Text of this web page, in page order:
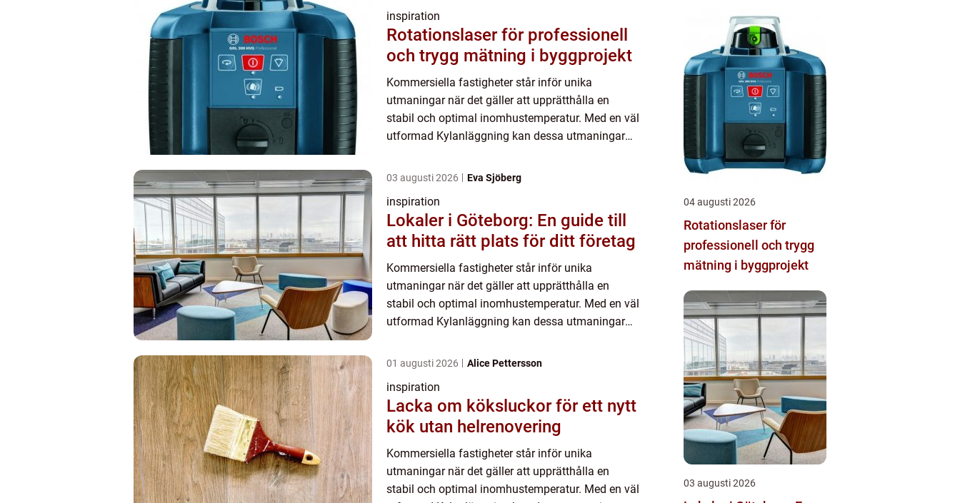
inspiration
Rotationslaser för professionell
och trygg mätning i byggprojekt
Kommersiella fastigheter står inför unika
utmaningar när det gäller att upprätthålla en
stabil och optimal inomhustemperatur. Med en väl
utformad Kylanläggning kan dessa utmaningar
03 augusti 2026 Eva Sjöberg
inspiration
Lokaler i Göteborg: En guide till
att hitta rätt plats för ditt företag
Kommersiella fastigheter står inför unika
utmaningar när det gäller att upprätthålla en
stabil och optimal inomhustemperatur. Med en väl
utformad Kylanläggning kan dessa utmaningar
01 augusti 2026 Alice Pettersson
inspiration
Lacka om köksluckor för ett nytt
kök utan helrenovering
Kommersiella fastigheter står inför unika
utmaningar när det gäller att upprätthålla en
stabil och optimal inomhustemperatur. Med en väl
04 augusti 2026
Rotationslaser för
professionell och trygg
mätning i byggprojekt
03 augusti 2026